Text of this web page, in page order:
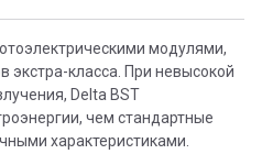
модулями,
класса. При невысокой
Delta BST
чем стандартные
характеристиками.